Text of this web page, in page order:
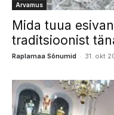
Arvamus
Mida tuua
traditsioonist
Raplamaa Sõnumid - 31. okt